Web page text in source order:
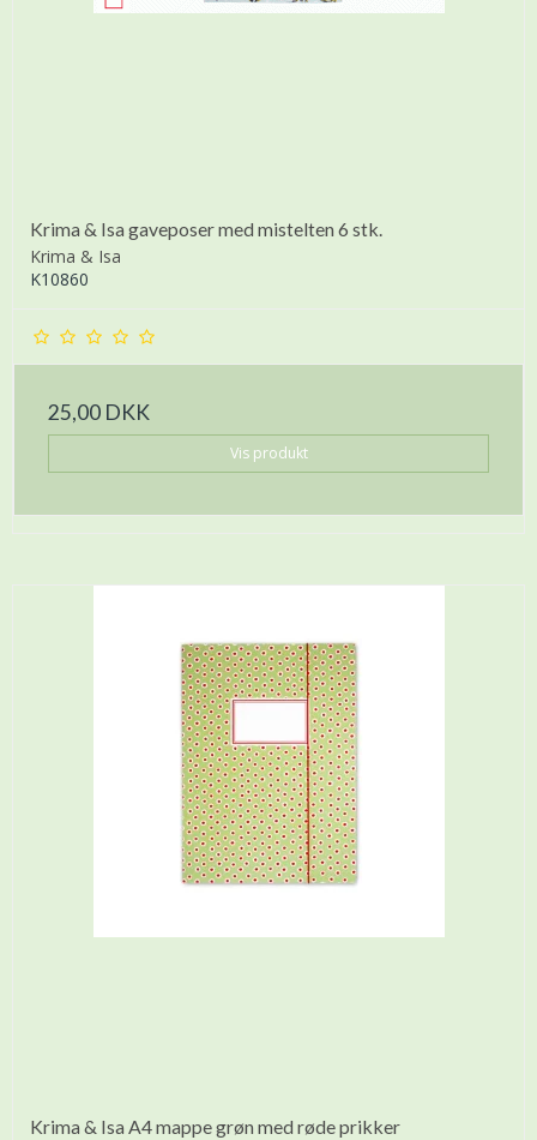
Krima & Isa gaveposer med mistelten 6 stk.
Krima & Isa
K10860
25,00 DKK
Vis produkt
Krima & Isa A4 mappe grøn med røde prikker